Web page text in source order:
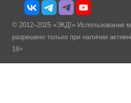
© 2012–2025 «ЭКД!» Использование
разрешено только при наличии
18+